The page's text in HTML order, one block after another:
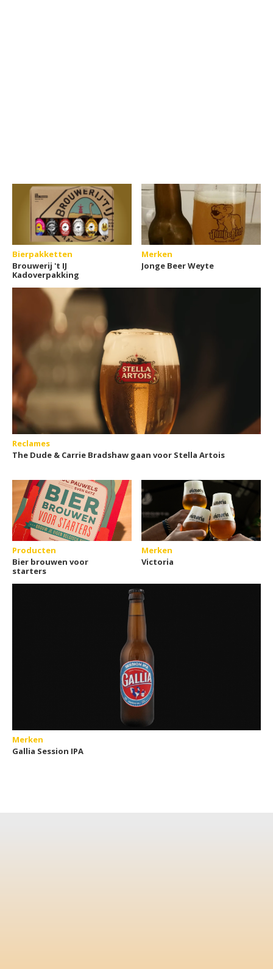
Bierpakketten
Brouwerij 't IJ
Kadoverpakking
Merken
Jonge Beer Weyte
Reclames
The Dude & Carrie Bradshaw gaan voor Stella Artois
Producten
Bier brouwen voor
starters
Merken
Victoria
Merken
Gallia Session IPA